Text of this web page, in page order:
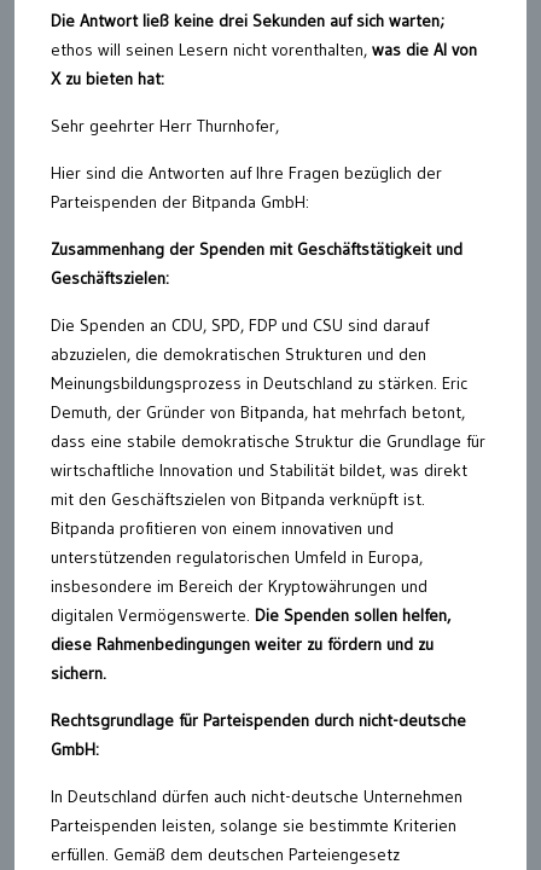
Die Antwort ließ keine drei Sekunden auf sich warten;
ethos will seinen Lesern nicht vorenthalten, was die AI von
X zu bieten hat:
Sehr geehrter Herr Thurnhofer,
Hier sind die Antworten auf Ihre Fragen bezüglich der
Parteispenden der Bitpanda GmbH:
Zusammenhang der Spenden mit Geschäftstätigkeit und
Geschäftszielen:
Die Spenden an CDU, SPD, FDP und CSU sind darauf
abzuzielen, die demokratischen Strukturen und den
Meinungsbildungsprozess in Deutschland zu stärken. Eric
Demuth, der Gründer von Bitpanda, hat mehrfach betont,
dass eine stabile demokratische Struktur die Grundlage für
wirtschaftliche Innovation und Stabilität bildet, was direkt
mit den Geschäftszielen von Bitpanda verknüpft ist.
Bitpanda profitieren von einem innovativen und
unterstützenden regulatorischen Umfeld in Europa,
insbesondere im Bereich der Kryptowährungen und
digitalen Vermögenswerte. Die Spenden sollen helfen,
diese Rahmenbedingungen weiter zu fördern und zu
sichern.
Rechtsgrundlage für Parteispenden durch nicht-deutsche
GmbH:
In Deutschland dürfen auch nicht-deutsche Unternehmen
Parteispenden leisten, solange sie bestimmte Kriterien
erfüllen. Gemäß dem deutschen Parteiengesetz